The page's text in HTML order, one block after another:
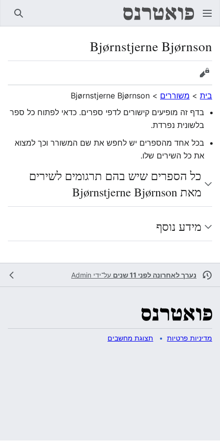
Bjørnstjerne Bjørnson
הצגת מקור
בית > משוררים >
Bjørnstjerne Bjørnson
בדף זה מופיעים קישורים לדפי ספרים. כדאי לפתוח כל ספר
בלשונית נפרדת.
בכל אחד מהספרים יש לחפש את שם המשורר וכך למצוא
את כל השירים שלו.
כל הספרים שיש בהם תרגומים לשירים
מאת Bjørnstjerne Bjørnson
מידע נוסף
נערך לאחרונה לפני 11 שנים על־ידי Admin
מדיניות פרטיות תצוגת מחשבים